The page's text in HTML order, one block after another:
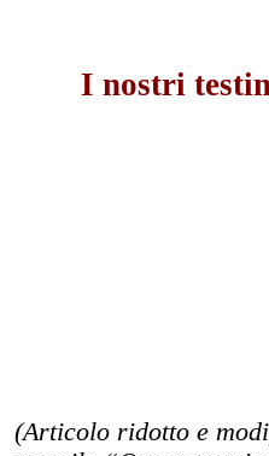
I nostri
(Articolo ridotto e